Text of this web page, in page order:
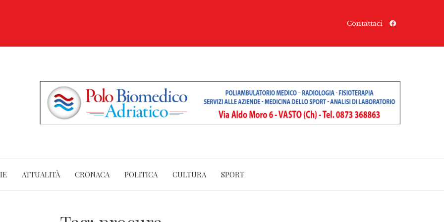
Contattaci
ATTUALITÀ CRONACA POLITICA CULTURA SPORT